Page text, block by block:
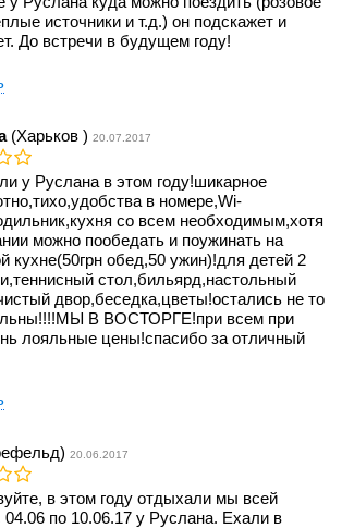
источники и т.д.) он подскажет и
До встречи в будущем году!
(Харьков )20.07.2017
у Руслана в этом году!шикарное
в номере,Wi-
со всем необходимым,хотя
можно пообедать и поужинать на
кухне(50грн обед,50 ужин)!для детей 2
стол,бильярд,настольный
двор,беседка,цветы!остались не то
В ВОСТОРГЕ!при всем при
лояльные цены!спасибо за отличный
20.06.2017
в этом году отдыхали мы всей
04.06 по 10.06.17 у Руслана. Ехали в